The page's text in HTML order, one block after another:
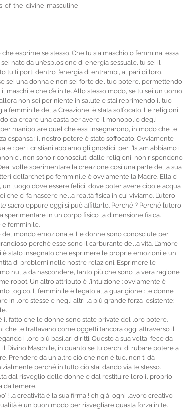
of-the-divine-masculine
esprime se stesso. Che tu sia maschio o femmina, essa
nato da un’esplosione di energia sessuale, tu sei il
tu ti porti dentro l’energia di entrambi, al pari di loro.
sei una donna e non sei forte del tuo potere, permettendo
che c’è in te. Allo stesso modo, se tu sei un uomo
non sei per niente in salute e stai reprimendo il tuo
femminile della Creazione, è stata soffocato. Le religioni
da creare una casta per avere il monopolio degli
manipolare quel che essi insegnarono, in modo che le
espansa : il nostro potere è stato soffocato. Ovviamente
: per i cristiani abbiamo gli gnostici, per l’Islam abbiamo i
non sono riconosciuti dalle religioni, non rispondono
volle sperimentare la creazione così una parte della sua
dell’archetipo femminile è ovviamente la Madre. Ella ci
un luogo dove essere felici, dove poter avere cibo e acqua
che ci fa nascere nella realtà fisica in cui viviamo. L’utero
eppure oggi si può affittarlo. Perché ? Perché l’utero
sperimentare in un corpo fisico la dimensione fisica.
e femminile.
del mondo emozionale. Le donne sono conosciute per
perché esse sono il carburante della vità. L’amore
stato insegnato che esprimere le proprie emozioni e un
di problemi nelle nostre relazioni. Esprimere le
nulla da nascondere, tanto più che sono la vera ragione
robot. Un altro attributo è l’intuizione : ovviamente è
logico. Il femminile è legato alla guarigione : le donne
in loro stesse e negli altri la più grande forza  esistente:
che le trattavano come oggetti (ancora oggi attraverso il
i loro più basilari diritti. Questo a sua volta, fece da
Divino Maschile, in quanto se tu cerchi di rubare potere a
Prendere da un altro ciò che non è tuo, non ti dà
perché in tutto ciò stai dando via te stesso.
dal risveglio delle donne e dal restituire loro il proprio
da temere.
! la creatività è la sua firma ! eh già, ogni lavoro creativo
è un buon modo per risvegliare quasta forza in te.